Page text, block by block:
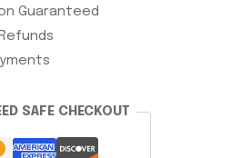
Guaranteed
SAFE CHECKOUT